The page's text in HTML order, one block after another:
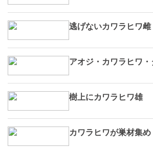
逃げないカワラヒワ雌
アオジ・カワラヒワ
樹上にカワラヒワ雄
カワラヒワが巣材集め